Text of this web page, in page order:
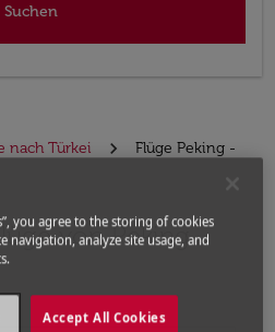
Suchen
nach Türkei
Flüge Peking -
von Peking
Route (Abflugort
you agree to the storing of cookies
navigation, analyze site usage, and
Accept All Cookies